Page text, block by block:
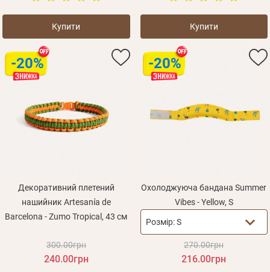
Купити Купити
-20%
Декоративний плетений
нашийник Artesanía de
Barcelona - Zumo Tropical, 43 см
300.00грн
240.00грн
-20%
Охолоджуюча бандана Summer
Vibes - Yellow, S
Розмір:S
270.00грн
216.00грн